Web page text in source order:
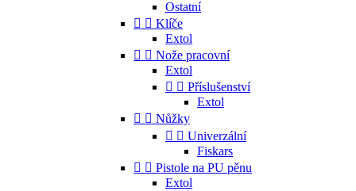
Ostatní
  Klíče
Extol
  Nože pracovní
Extol
  Příslušenství
Extol
  Nůžky
  Univerzální
Fiskars
  Pistole na PU pěnu
Extol